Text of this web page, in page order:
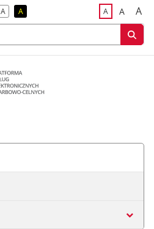
Akontrast domyślny
Akontrast żółty tekst na czarnym tle
Adomyślna
A A